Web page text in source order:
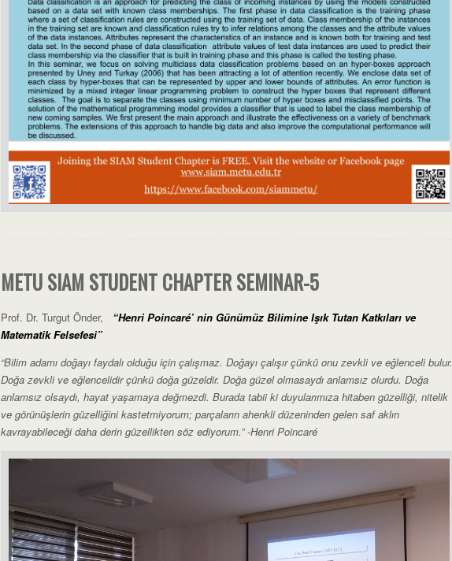
METU SIAM STUDENT CHAPTER SEMINAR-5
Prof. Dr. Turgut Önder, “Henri Poincaré’ nin Günümüz Bilimine Işık Tutan Katkıları ve
Matematik Felsefesi”
“Bilim adamı doğayı faydalı olduğu için çalışmaz. Doğayı çalışır çünkü onu zevkli ve eğlenceli bulur.
Doğa zevkli ve eğlencelidir çünkü doğa güzeldir. Doğa güzel olmasaydı anlamsız olurdu. Doğa
anlamsız olsaydı, hayat yaşamaya değmezdi. Burada tabii ki duyularımıza hitaben güzelliği, nitelik
ve görünüşlerin güzelliğini kastetmiyorum; parçaların ahenkli düzeninden gelen saf aklın
kavrayabileceği daha derin güzellikten söz ediyorum.” -Henri Poincaré